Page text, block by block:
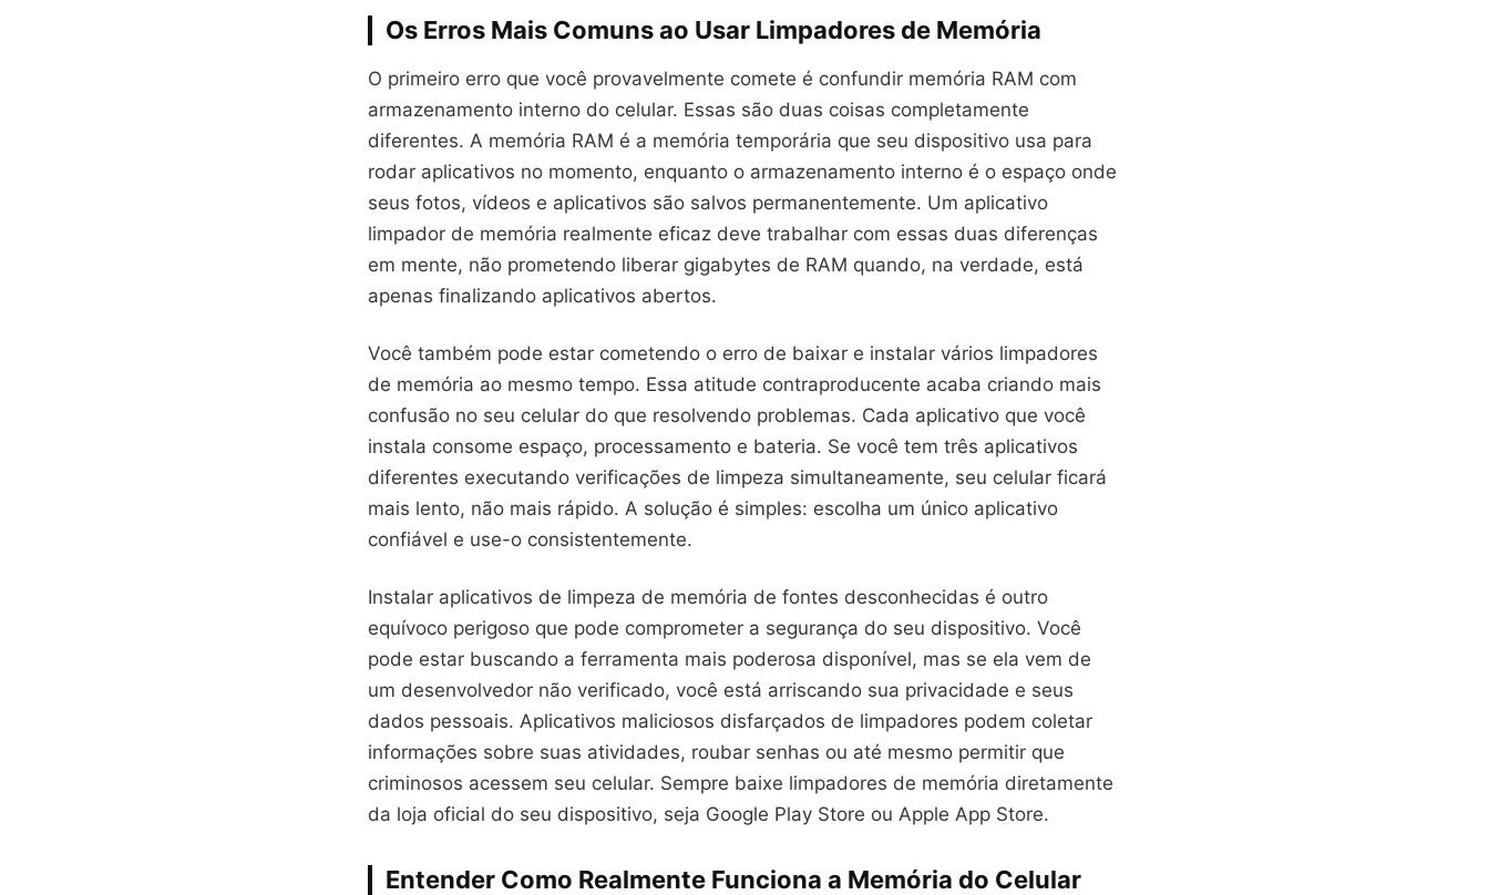
Os Erros Mais Comuns ao Usar Limpadores de Memória
O primeiro erro que você provavelmente comete é confundir memória RAM com
armazenamento interno do celular. Essas são duas coisas completamente
diferentes. A memória RAM é a memória temporária que seu dispositivo usa para
rodar aplicativos no momento, enquanto o armazenamento interno é o espaço onde
seus fotos, vídeos e aplicativos são salvos permanentemente. Um aplicativo
limpador de memória realmente eficaz deve trabalhar com essas duas diferenças
em mente, não prometendo liberar gigabytes de RAM quando, na verdade, está
apenas finalizando aplicativos abertos.
Você também pode estar cometendo o erro de baixar e instalar vários limpadores
de memória ao mesmo tempo. Essa atitude contraproducente acaba criando mais
confusão no seu celular do que resolvendo problemas. Cada aplicativo que você
instala consome espaço, processamento e bateria. Se você tem três aplicativos
diferentes executando verificações de limpeza simultaneamente, seu celular ficará
mais lento, não mais rápido. A solução é simples: escolha um único aplicativo
confiável e use-o consistentemente.
Instalar aplicativos de limpeza de memória de fontes desconhecidas é outro
equívoco perigoso que pode comprometer a segurança do seu dispositivo. Você
pode estar buscando a ferramenta mais poderosa disponível, mas se ela vem de
um desenvolvedor não verificado, você está arriscando sua privacidade e seus
dados pessoais. Aplicativos maliciosos disfarçados de limpadores podem coletar
informações sobre suas atividades, roubar senhas ou até mesmo permitir que
criminosos acessem seu celular. Sempre baixe limpadores de memória diretamente
da loja oficial do seu dispositivo, seja Google Play Store ou Apple App Store.
Entender Como Realmente Funciona a Memória do Celular